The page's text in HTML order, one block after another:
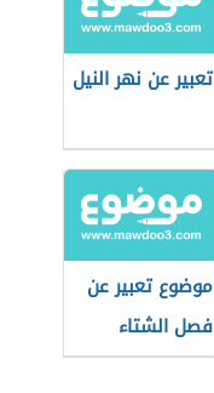
تعبير عن نهر النيل
موضوع تعبير عن
فصل الشتاء